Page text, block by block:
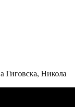
Гиговска, Никола